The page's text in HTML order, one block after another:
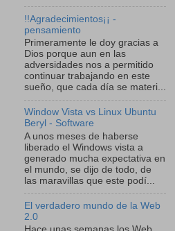
!!Agradecimientos¡¡ -
pensamiento
Primeramente le doy gracias a
Dios porque aun en las
adversidades nos a permitido
continuar trabajando en este
sueño, que cada día se materi...
Window Vista vs Linux Ubuntu
Beryl - Software
A unos meses de haberse
liberado el Windows vista a
generado mucha expectativa en
el mundo, se dijo de todo, de
las maravillas que este podí...
El verdadero mundo de la Web
2.0